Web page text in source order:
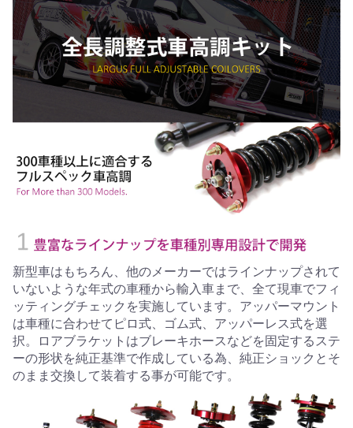
新型車はもちろん、他のメーカーではラインナップされて
いないような年式の車種から輸入車まで、全て現車でフィ
ッティングチェックを実施しています。アッパーマウント
は車種に合わせてピロ式、ゴム式、アッパーレス式を選
択。ロアブラケットはブレーキホースなどを固定するステ
ーの形状を純正基準で作成している為、純正ショックとそ
のまま交換して装着する事が可能です。